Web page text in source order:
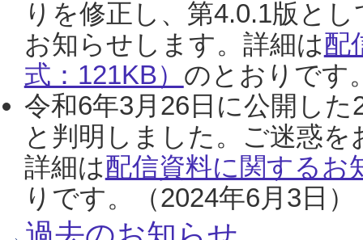
りを修正し、第4.0.1版と
お知らせします。詳細は配
式：121KB） のとおりです
令和6年3月26日に公開し
と判明しました。ご迷惑
詳細は配信資料に関するお
りです。（2024年6月3日）